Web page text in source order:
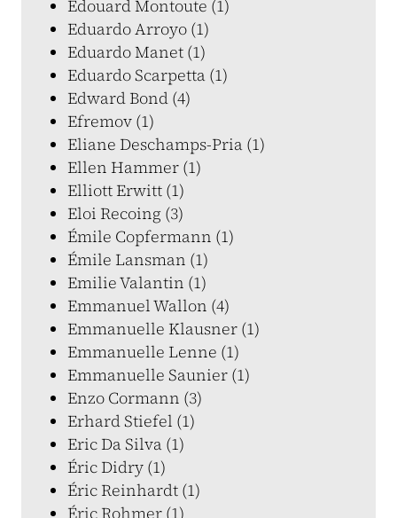
Edouard Montoute (1)
Eduardo Arroyo (1)
Eduardo Manet (1)
Eduardo Scarpetta (1)
Edward Bond (4)
Efremov (1)
Eliane Deschamps-Pria (1)
Ellen Hammer (1)
Elliott Erwitt (1)
Eloi Recoing (3)
Émile Copfermann (1)
Émile Lansman (1)
Emilie Valantin (1)
Emmanuel Wallon (4)
Emmanuelle Klausner (1)
Emmanuelle Lenne (1)
Emmanuelle Saunier (1)
Enzo Cormann (3)
Erhard Stiefel (1)
Eric Da Silva (1)
Éric Didry (1)
Éric Reinhardt (1)
Éric Rohmer (1)